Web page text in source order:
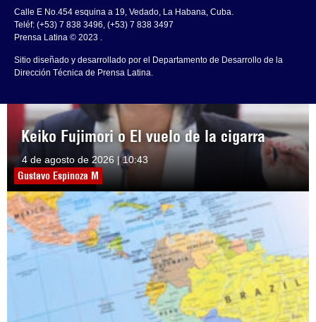
Keiko Fujimori o El vuelo de la cigarra
4 de agosto de 2026 | 10:43
Gustavo Espinoza M
Calle E No.454 esquina a 19, Vedado, La Habana, Cuba.
Teléf: (+53) 7 838 3496, (+53) 7 838 3497
Prensa Latina © 2023 .
Sitio diseñado y desarrollado por el Departamento de Desarrollo de la
Dirección Técnica de Prensa Latina.